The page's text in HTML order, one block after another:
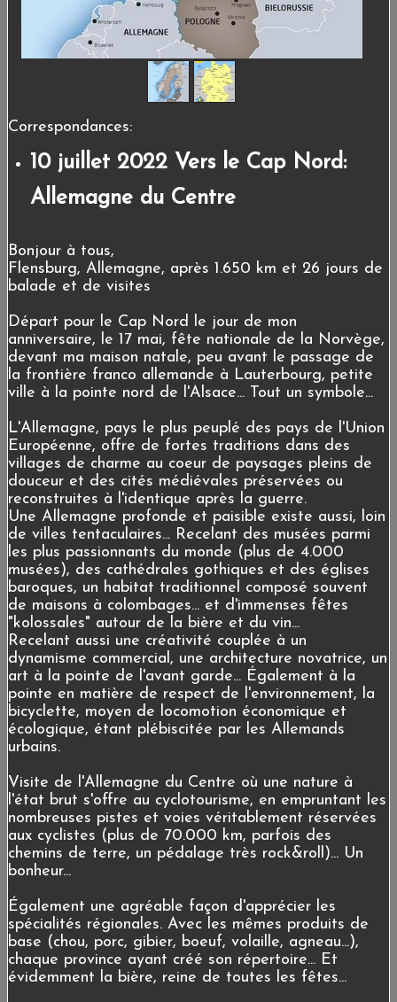
Correspondances:
10 juillet 2022 Vers le Cap Nord:
Allemagne du Centre
Bonjour à tous,
Flensburg, Allemagne, après 1.650 km et 26 jours de
balade et de visites
Départ pour le Cap Nord le jour de mon
anniversaire, le 17 mai, fête nationale de la Norvège,
devant ma maison natale, peu avant le passage de
la frontière franco allemande à Lauterbourg, petite
ville à la pointe nord de l'Alsace... Tout un symbole...
L'Allemagne, pays le plus peuplé des pays de l'Union
Européenne, offre de fortes traditions dans des
villages de charme au coeur de paysages pleins de
douceur et des cités médiévales préservées ou
reconstruites à l'identique après la guerre.
Une Allemagne profonde et paisible existe aussi, loin
de villes tentaculaires... Recelant des musées parmi
les plus passionnants du monde (plus de 4.000
musées), des cathédrales gothiques et des églises
baroques, un habitat traditionnel composé souvent
de maisons à colombages... et d'immenses fêtes
"kolossales" autour de la bière et du vin...
Recelant aussi une créativité couplée à un
dynamisme commercial, une architecture novatrice, un
art à la pointe de l'avant garde... Également à la
pointe en matière de respect de l'environnement, la
bicyclette, moyen de locomotion économique et
écologique, étant plébiscitée par les Allemands
urbains.
Visite de l'Allemagne du Centre où une nature à
l'état brut s'offre au cyclotourisme, en empruntant les
nombreuses pistes et voies véritablement réservées
aux cyclistes (plus de 70.000 km, parfois des
chemins de terre, un pédalage très rock&roll)... Un
bonheur...
Également une agréable façon d'apprécier les
spécialités régionales. Avec les mêmes produits de
base (chou, porc, gibier, boeuf, volaille, agneau...),
chaque province ayant créé son répertoire... Et
évidemment la bière, reine de toutes les fêtes...